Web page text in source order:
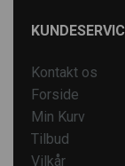
Kontakt os
Forside
Min Kurv
Tilbud
Vilkår